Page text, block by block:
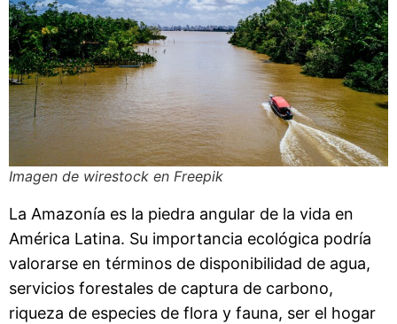
Imagen de wirestock en Freepik
La Amazonía es la piedra angular de la vida en
América Latina. Su importancia ecológica podría
valorarse en términos de disponibilidad de agua,
servicios forestales de captura de carbono,
riqueza de especies de flora y fauna, ser el hogar